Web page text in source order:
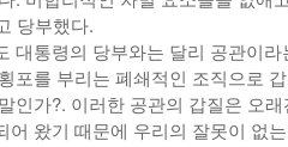
당부했다.
대통령의 당부와는 달리 공관이
포를 부리는 폐쇄적인 조직으로
인가?. 이러한 공관의 갑질은 오
어 왔기 때문에 우리의 잘못이 없